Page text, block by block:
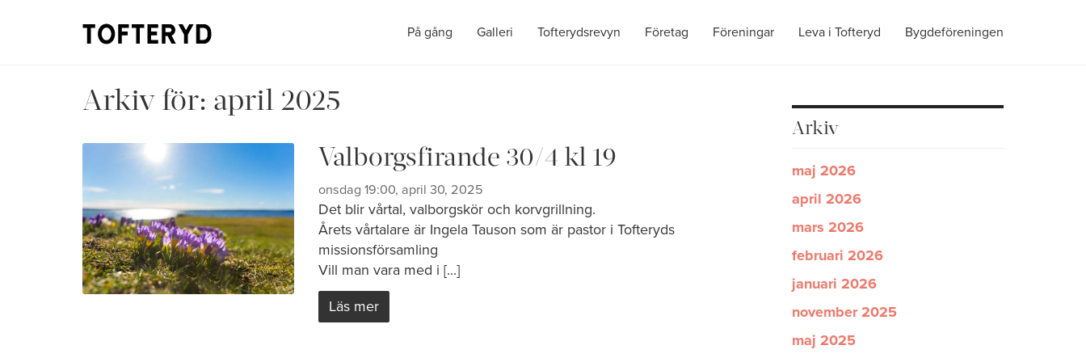
På gång Galleri Tofterydsrevyn Företag Föreningar Leva i Tofteryd Bygdeföreningen
Arkiv för: april 2025
Valborgsfirande 30/4 kl 19
onsdag 19:00, april 30, 2025
Det blir vårtal, valborgskör och korvgrillning.
Årets vårtalare är Ingela Tauson som är pastor i Tofteryds
missionsförsamling
Vill man vara med i [...]
Läs mer
Arkiv
maj 2026
april 2026
mars 2026
februari 2026
januari 2026
november 2025
maj 2025